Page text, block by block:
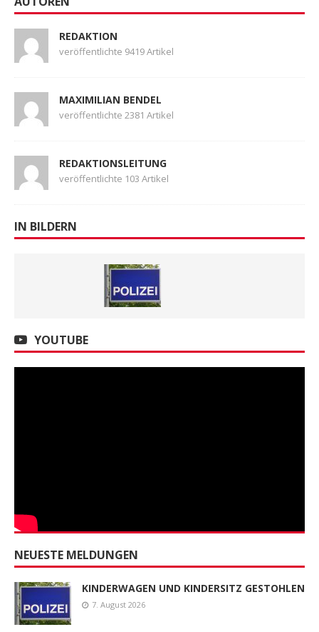
REDAKTION
veröffentlichte 9419 Artikel
MAXIMILIAN BENDEL
veröffentlichte 2381 Artikel
REDAKTIONSLEITUNG
veröffentlichte 103 Artikel
IN BILDERN
YOUTUBE
NEUESTE MELDUNGEN
KINDERWAGEN UND KINDERSITZ GESTOHLEN
7. August 2026